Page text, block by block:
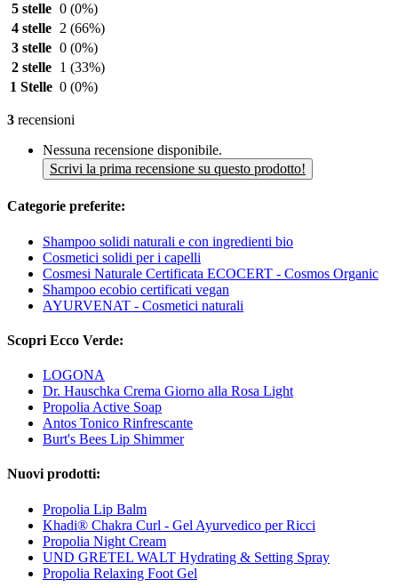
5 stelle 0 (0%)
4 stelle
2 (66%)
3 stelle 0 (0%)
2 stelle
1 (33%)
1 Stelle 0 (0%)
3 recensioni
Nessuna recensione disponibile.
Scrivi la prima recensione su questo prodotto!
Categorie preferite:
Shampoo solidi naturali e con ingredienti bio
Cosmetici solidi per i capelli
Cosmesi Naturale Certificata ECOCERT - Cosmos Organic
Shampoo ecobio certificati vegan
AYURVENAT - Cosmetici naturali
Scopri Ecco Verde:
LOGONA
Dr. Hauschka Crema Giorno alla Rosa Light
Propolia Active Soap
Antos Tonico Rinfrescante
Burt's Bees Lip Shimmer
Nuovi prodotti:
Propolia Lip Balm
Khadi® Chakra Curl - Gel Ayurvedico per Ricci
Propolia Night Cream
UND GRETEL WALT Hydrating & Setting Spray
Propolia Relaxing Foot Gel